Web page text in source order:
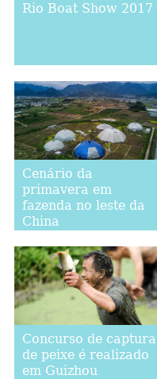
Rio Boat Show 2017
Cenário da
primavera em
fazenda no leste da
China
Concurso de captura
de peixe é realizado
em Guizhou